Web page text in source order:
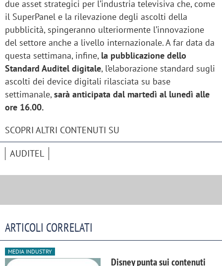
due asset strategici per l’industria televisiva che, come
il SuperPanel e la rilevazione degli ascolti della
pubblicità, spingeranno ulteriormente l’innovazione
del settore anche a livello internazionale. A far data da
questa settimana, infine, la pubblicazione dello
Standard Auditel digitale, l’elaborazione standard sugli
ascolti dei device digitali rilasciata su base
settimanale,sarà anticipata dal martedì al lunedì alle
ore 16.00.
SCOPRI ALTRI CONTENUTI SU
AUDITEL
ARTICOLI CORRELATI
MEDIA INDUSTRY
Disney punta sui contenuti